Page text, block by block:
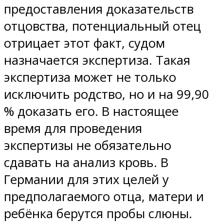
предоставления доказательств
отцовства, потенциальный отец
отрицает этот факт, судом
назначается экспертиза. Такая
экспертиза может не только
исключить родство, но и на 99,90
% доказать его. В настоящее
время для проведения
экспертизы не обязательно
сдавать на анализ кровь. В
Германии для этих целей у
предполагаемого отца, матери и
ребёнка берутся пробы слюны.